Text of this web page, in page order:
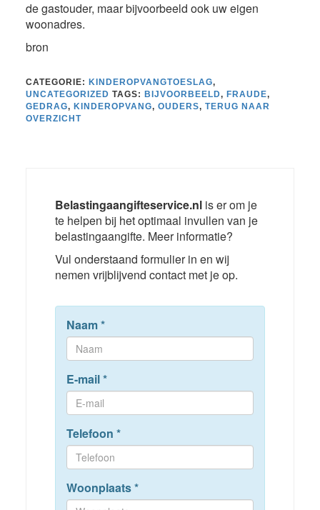
de gastouder, maar bijvoorbeeld ook uw eigen
woonadres.
bron
CATEGORIE: KINDEROPVANGTOESLAG,
UNCATEGORIZED TAGS: BIJVOORBEELD, FRAUDE,
GEDRAG, KINDEROPVANG, OUDERS, TERUG NAAR
OVERZICHT
Belastingaangifteservice.nlis er om je
te helpen bij het optimaal invullen van je
belastingaangifte. Meer informatie?
Vul onderstaand formulier in en wij
nemen vrijblijvend contact met je op.
Naam*
E-mail*
Telefoon *
Woonplaats*